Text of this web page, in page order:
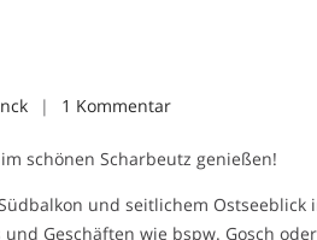
1 Kommentarzu
Urlaub
schönen Scharbeutz genießen!
und seitlichem Ostseeblick
Geschäften wie bspw. Gosch oder